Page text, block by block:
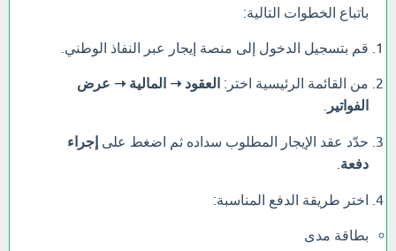
باتباع الخطوات التالية:
قم بتسجيل الدخول إلى منصة إيجار عبر النفاذ الوطني.
من القائمة الرئيسية اختر: العقود ➝ المالية ➝ عرض
الفواتير
حدّد عقد الإيجار المطلوب سداده ثم اضغط على إجراء
دفعة
اختر طريقة الدفع المناسبة:
بطاقة مدى